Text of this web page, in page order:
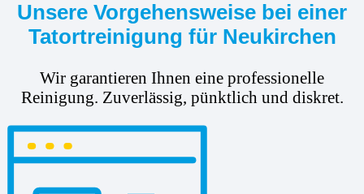
Unsere Vorgehensweise bei einer
Tatortreinigung für Neukirchen
Wir garantieren Ihnen eine professionelle
Reinigung. Zuverlässig, pünktlich und diskret.